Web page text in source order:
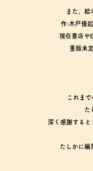
また、
作:木戸優
現在書店や
重版未
これまで
た
深く感謝すると
たしかに編